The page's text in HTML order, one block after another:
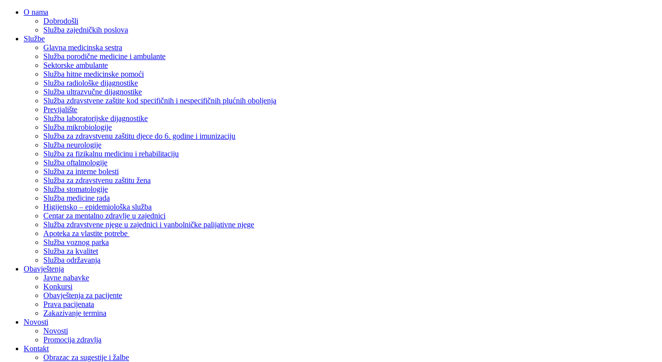
O nama
Dobrodošli
Služba zajedničkih poslova
Službe
Glavna medicinska sestra
Služba porodične medicine i ambulante
Sektorske ambulante
Služba hitne medicinske pomoći
Služba radiološke dijagnostike
Služba ultrazvučne dijagnostike
Služba zdravstvene zaštite kod specifičnih i nespecifičnih plućnih oboljenja
Previjalište
Služba laboratorijske dijagnostike
Služba mikrobiologije
Služba za zdravstvenu zaštitu djece do 6. godine i imunizaciju
Služba neurologije
Služba za fizikalnu medicinu i rehabilitaciju
Služba oftalmologije
Služba za interne bolesti
Služba za zdravstvenu zaštitu žena
Služba stomatologije
Služba medicine rada
Higijensko – epidemiološka služba
Centar za mentalno zdravlje u zajednici
Služba zdravstvene njege u zajednici i vanbolničke palijativne njege
Apoteka za vlastite potrebe
Služba voznog parka
Služba za kvalitet
Služba održavanja
Obavještenja
Javne nabavke
Konkursi
Obavještenja za pacijente
Prava pacijenata
Zakazivanje termina
Novosti
Novosti
Promocija zdravlja
Kontakt
Obrazac za sugestije i žalbe